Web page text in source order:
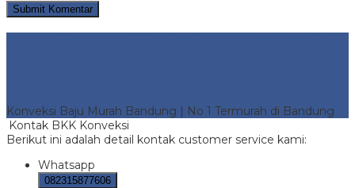
Konveksi Baju Murah Bandung | No 1 Termurah di Bandung
Kontak BKK Konveksi
Berikut ini adalah detail kontak customer service kami:
Whatsapp
082315877606